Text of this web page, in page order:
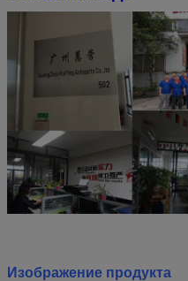
Изображение продукта